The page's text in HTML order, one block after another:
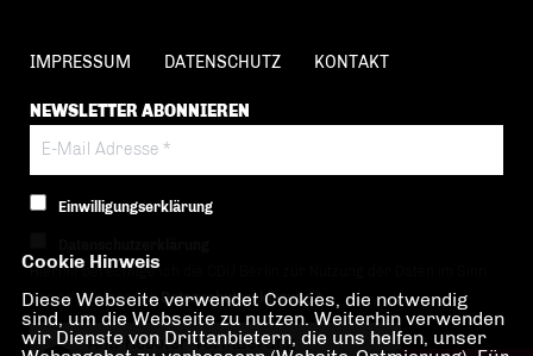
IMPRESSUM DATENSCHUTZ KONTAKT
NEWSLETTER ABONNIEREN
Einwilligungserklärung
Hiermit berechtige ich die CDU Berlin zur Nutzung der Daten im Sinn
der nachfolgenden Datenschutzerklärung.*
Anti-Roboter-Verifizierung
Cookie Hinweis
Diese Webseite verwendet Cookies, die notwendig
sind, um die Webseite zu nutzen. Weiterhin verwenden
wir Dienste von Drittanbietern, die uns helfen, unser